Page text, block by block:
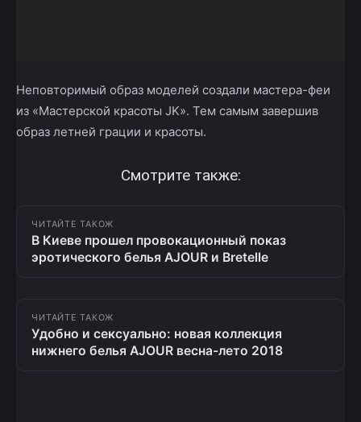
Неповторимый образ моделей создали мастера-феи
из «Мастерской красоты JK». Тем самым завершив
образ летней грации и красоты.
Смотрите также:
ЧИТАЙТЕ ТАКОЖ
В Киеве прошел провокационный показ
эротического белья AJOUR и Bretelle
ЧИТАЙТЕ ТАКОЖ
Удобно и сексуально: новая коллекция
нижнего белья AJOUR весна-лето 2018